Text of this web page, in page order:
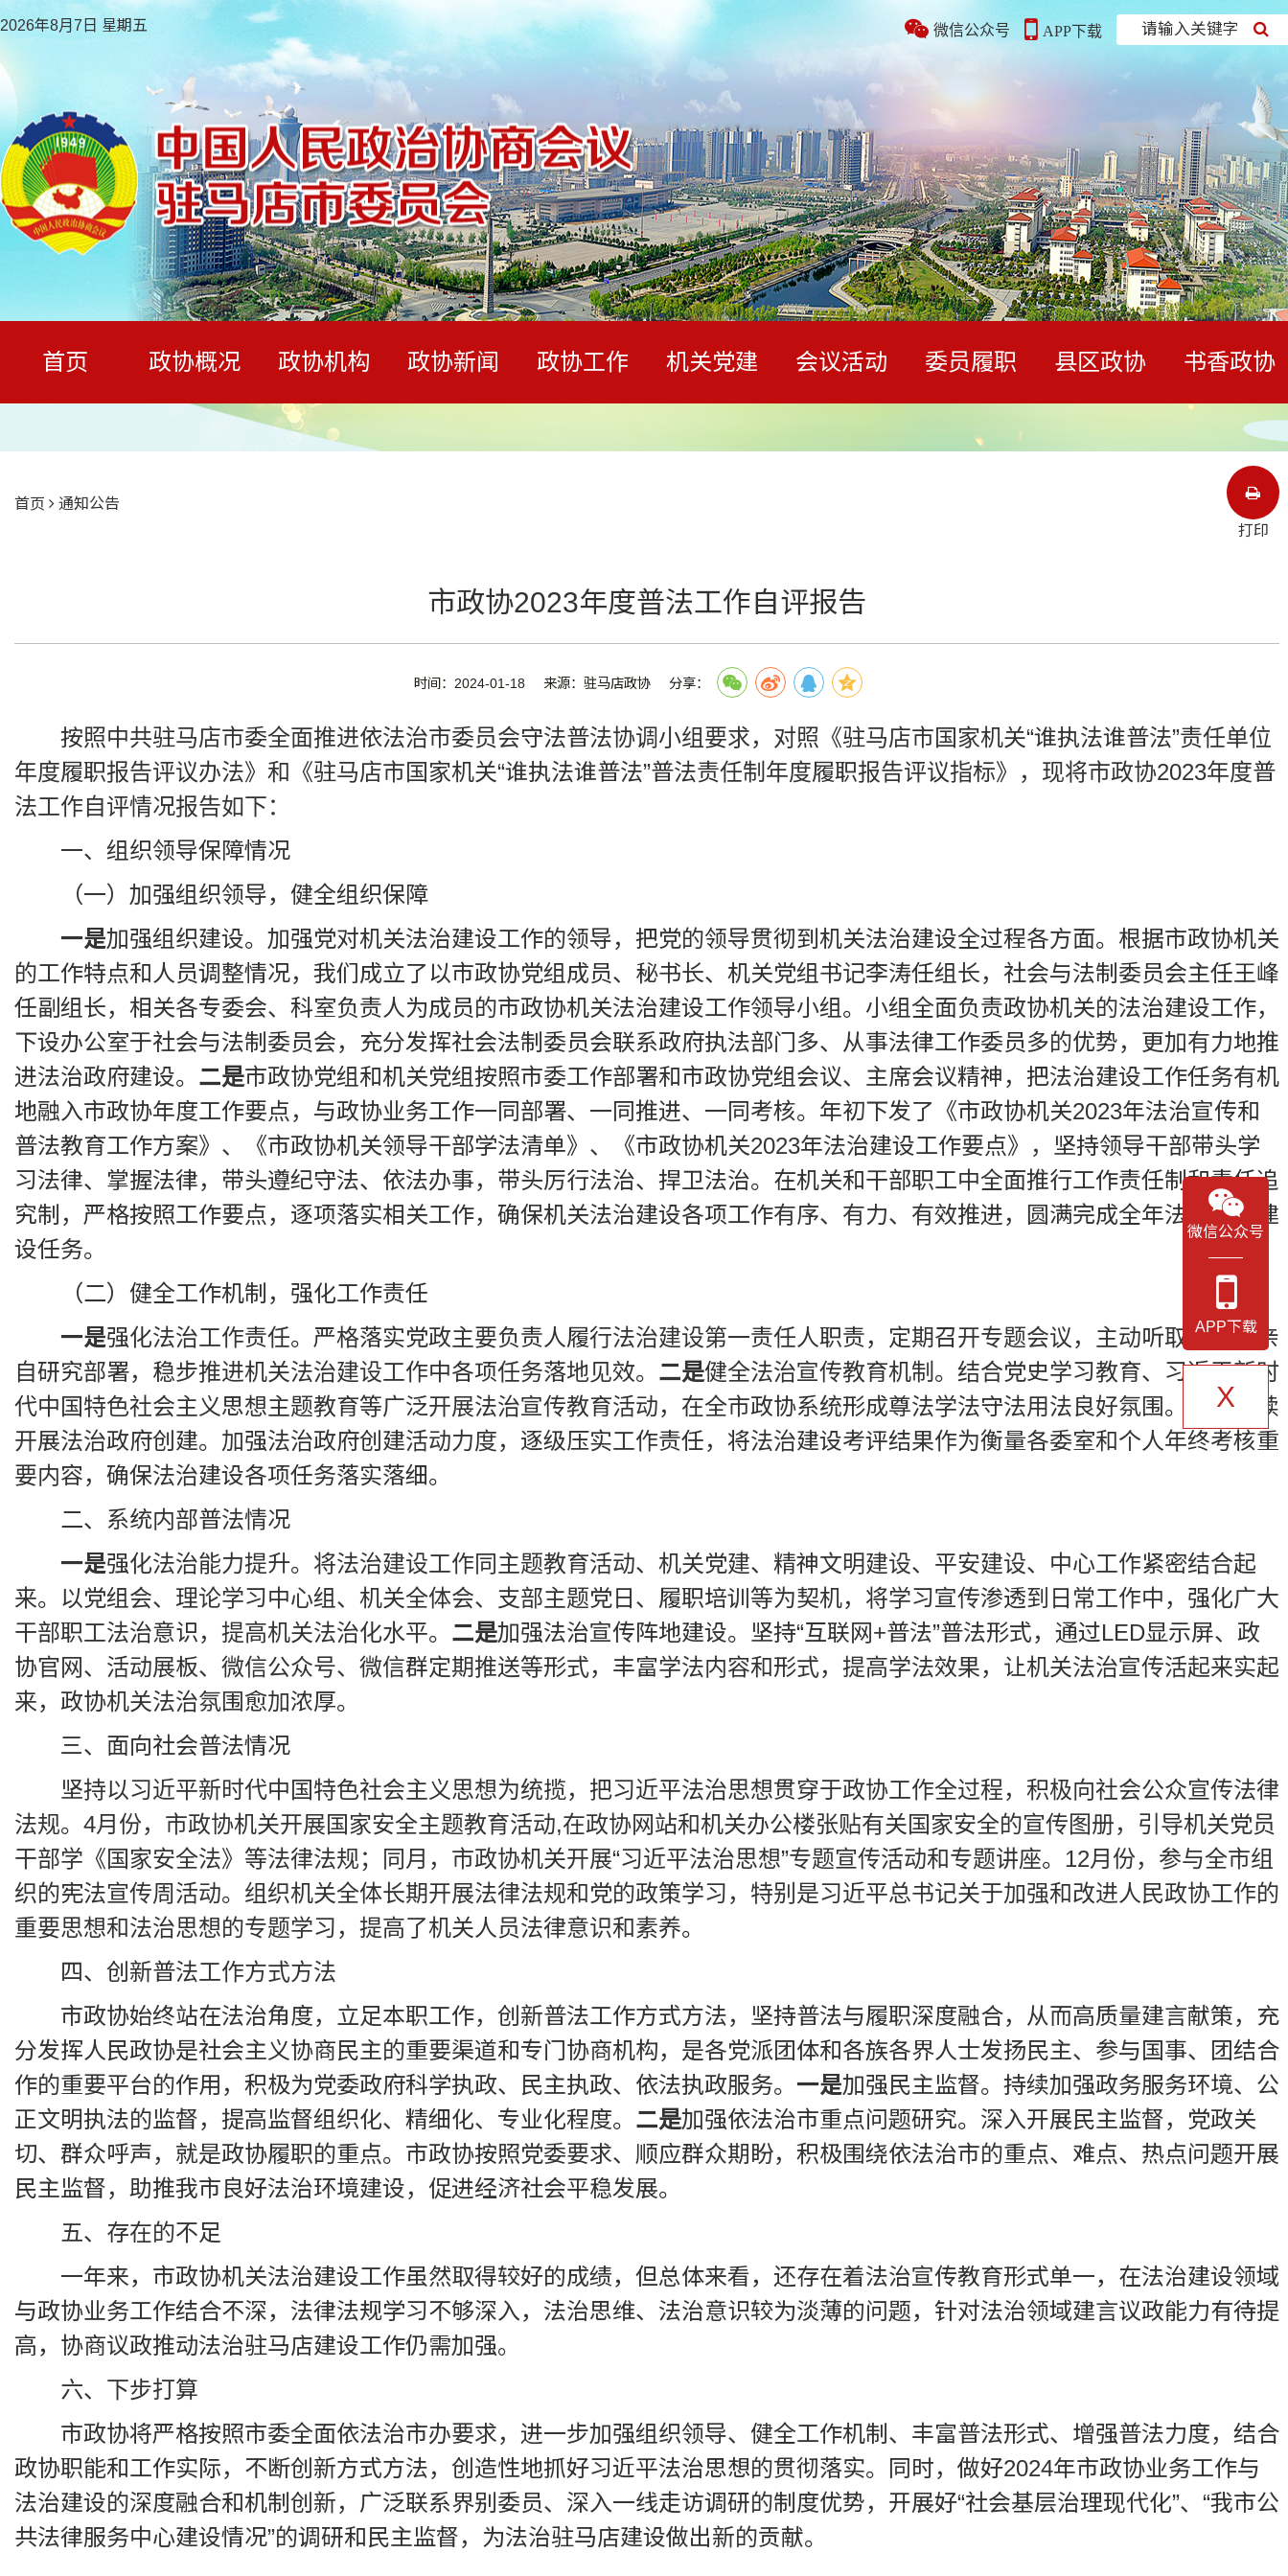
2026年8月7日 星期五 微信公众号 APP下载 请输入关键字
首页 政协概况 政协机构 政协新闻 政协工作 机关党建 会议活动 委员履职 县区政协 书香政协
首页
通知公告
打印
市政协2023年度普法工作自评报告
时间：2024-01-18 来源：驻马店政协 分享：
按照中共驻马店市委全面推进依法治市委员会守法普法协调小组要求，对照《驻马店市国家机关“谁执法谁普法”责任单位
年度履职报告评议办法》和《驻马店市国家机关“谁执法谁普法”普法责任制年度履职报告评议指标》，现将市政协2023年度普
法工作自评情况报告如下：
一、组织领导保障情况
（一）加强组织领导，健全组织保障
一是加强组织建设。加强党对机关法治建设工作的领导，把党的领导贯彻到机关法治建设全过程各方面。根据市政协机关
的工作特点和人员调整情况，我们成立了以市政协党组成员、秘书长、机关党组书记李涛任组长，社会与法制委员会主任王峰
任副组长，相关各专委会、科室负责人为成员的市政协机关法治建设工作领导小组。小组全面负责政协机关的法治建设工作，
下设办公室于社会与法制委员会，充分发挥社会法制委员会联系政府执法部门多、从事法律工作委员多的优势，更加有力地推
进法治政府建设。 二是市政协党组和机关党组按照市委工作部署和市政协党组会议、主席会议精神，把法治建设工作任务有机
地融入市政协年度工作要点，与政协业务工作一同部署、一同推进、一同考核。年初下发了《市政协机关2023年法治宣传和
普法教育工作方案》、《市政协机关领导干部学法清单》、《市政协机关2023年法治建设工作要点》，坚持领导干部带头学
习法律、掌握法律，带头遵纪守法、依法办事，带头厉行法治、捍卫法治。在机关和干部职工中全面推行工作责任制和责任追
究制，严格按照工作要点，逐项落实相关工作，确保机关法治建设各项工作有序、有力、有效推进，圆满完成全年法治政府建
设任务。
（二）健全工作机制，强化工作责任
一是强化法治工作责任。严格落实党政主要负责人履行法治建设第一责任人职责，定期召开专题会议，主动听取汇报，亲
自研究部署，稳步推进机关法治建设工作中各项任务落地见效。 二是健全法治宣传教育机制。结合党史学习教育、习近平新时
代中国特色社会主义思想主题教育等广泛开展法治宣传教育活动，在全市政协系统形成尊法学法守法用法良好氛围。
三是持续
开展法治政府创建。加强法治政府创建活动力度，逐级压实工作责任，将法治建设考评结果作为衡量各委室和个人年终考核重
要内容，确保法治建设各项任务落实落细。
二、系统内部普法情况
一是强化法治能力提升。将法治建设工作同主题教育活动、机关党建、精神文明建设、平安建设、中心工作紧密结合起
来。以党组会、理论学习中心组、机关全体会、支部主题党日、履职培训等为契机，将学习宣传渗透到日常工作中，强化广大
干部职工法治意识，提高机关法治化水平。 二是加强法治宣传阵地建设。坚持“互联网+普法”普法形式，通过LED显示屏、政
协官网、活动展板、微信公众号、微信群定期推送等形式，丰富学法内容和形式，提高学法效果，让机关法治宣传活起来实起
来，政协机关法治氛围愈加浓厚。
三、面向社会普法情况
坚持以习近平新时代中国特色社会主义思想为统揽，把习近平法治思想贯穿于政协工作全过程，积极向社会公众宣传法律
法规。4月份，市政协机关开展国家安全主题教育活动,在政协网站和机关办公楼张贴有关国家安全的宣传图册，引导机关党员
干部学《国家安全法》等法律法规；同月，市政协机关开展“习近平法治思想”专题宣传活动和专题讲座。12月份，参与全市组
织的宪法宣传周活动。组织机关全体长期开展法律法规和党的政策学习，特别是习近平总书记关于加强和改进人民政协工作的
重要思想和法治思想的专题学习，提高了机关人员法律意识和素养。
四、创新普法工作方式方法
市政协始终站在法治角度，立足本职工作，创新普法工作方式方法，坚持普法与履职深度融合，从而高质量建言献策，充
分发挥人民政协是社会主义协商民主的重要渠道和专门协商机构，是各党派团体和各族各界人士发扬民主、参与国事、团结合
作的重要平台的作用，积极为党委政府科学执政、民主执政、依法执政服务。 一是加强民主监督。持续加强政务服务环境、公
正文明执法的监督，提高监督组织化、精细化、专业化程度。 二是加强依法治市重点问题研究。深入开展民主监督，党政关
切、群众呼声，就是政协履职的重点。市政协按照党委要求、顺应群众期盼，积极围绕依法治市的重点、难点、热点问题开展
民主监督，助推我市良好法治环境建设，促进经济社会平稳发展。
五、存在的不足
一年来，市政协机关法治建设工作虽然取得较好的成绩，但总体来看，还存在着法治宣传教育形式单一，在法治建设领域
与政协业务工作结合不深，法律法规学习不够深入，法治思维、法治意识较为淡薄的问题，针对法治领域建言议政能力有待提
高，协商议政推动法治驻马店建设工作仍需加强。
六、下步打算
市政协将严格按照市委全面依法治市办要求，进一步加强组织领导、健全工作机制、丰富普法形式、增强普法力度，结合
政协职能和工作实际，不断创新方式方法，创造性地抓好习近平法治思想的贯彻落实。同时，做好2024年市政协业务工作与
法治建设的深度融合和机制创新，广泛联系界别委员、深入一线走访调研的制度优势，开展好“社会基层治理现代化”、“我市公
共法律服务中心建设情况”的调研和民主监督，为法治驻马店建设做出新的贡献。
微信公众号
APP下载
X